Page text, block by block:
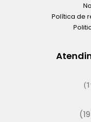
Política de